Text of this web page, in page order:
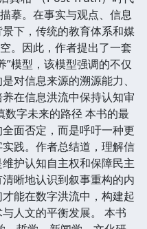
摹。在事实与观点、信息
下，传统的教育体系和媒
。因此，作者提出了一套
”模型，该模型强调的不仅
对信息来源的溯源能力、
在信息洪流中保持认知审
字未来的路径 本书的最
面否定，而是呼吁一种更
践。作者总结道，理解信
护认知自主权和保障民主
晰地认识到叙事重构的内
能在数字洪流中，构建起
人文的平衡发展。 本书